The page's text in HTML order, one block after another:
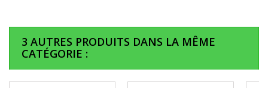
3 AUTRES PRODUITS DANS LA MÊME
CATÉGORIE :